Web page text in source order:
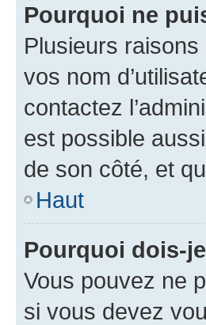
Pourquoi ne
Plusieurs
vos nom
contactez
est possible
de son côté, et
Haut
Pourquoi dois-
Vous pouvez ne
si vous devez